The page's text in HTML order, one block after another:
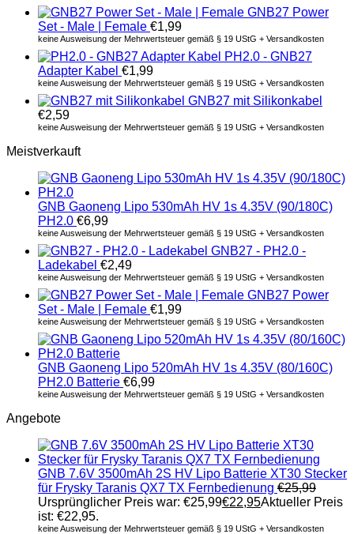
GNB27 Power
Set - Male | Female €1,99
keine Ausweisung der Mehrwertsteuer gemäß § 19 UStG + Versandkosten
PH2.0 - GNB27
Adapter Kabel €1,99
keine Ausweisung der Mehrwertsteuer gemäß § 19 UStG + Versandkosten
GNB27 mit Silikonkabel
€2,59
keine Ausweisung der Mehrwertsteuer gemäß § 19 UStG + Versandkosten
Meistverkauft
GNB Gaoneng Lipo 530mAh HV 1s 4.35V (90/180C)
PH2.0 €6,99
keine Ausweisung der Mehrwertsteuer gemäß § 19 UStG + Versandkosten
GNB27 - PH2.0 -
Ladekabel €2,49
keine Ausweisung der Mehrwertsteuer gemäß § 19 UStG + Versandkosten
GNB27 Power
Set - Male | Female €1,99
keine Ausweisung der Mehrwertsteuer gemäß § 19 UStG + Versandkosten
GNB Gaoneng Lipo 520mAh HV 1s 4.35V (80/160C)
PH2.0 Batterie €6,99
keine Ausweisung der Mehrwertsteuer gemäß § 19 UStG + Versandkosten
Angebote
GNB 7.6V 3500mAh 2S HV Lipo Batterie XT30 Stecker
für Frysky Taranis QX7 TX Fernbedienung €25,99
Ursprünglicher Preis war: €25,99€22,95Aktueller Preis
ist: €22,95.
keine Ausweisung der Mehrwertsteuer gemäß § 19 UStG + Versandkosten